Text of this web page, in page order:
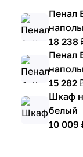
Пенал
18 238
Пенал
15 282
Шкаф
белый
10 009